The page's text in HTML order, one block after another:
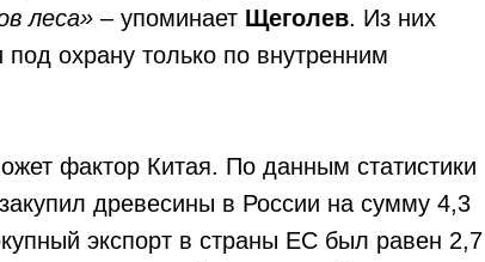
леса» – упоминает Щеголев. Из них
охрану только по внутренним
фактор Китая. По данным статистики
древесины в России на сумму 4,3
экспорт в страны ЕС был равен 2,7